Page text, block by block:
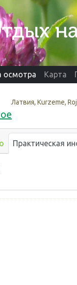
осмотра Карта
Латвия, Kurzeme,
Практическая